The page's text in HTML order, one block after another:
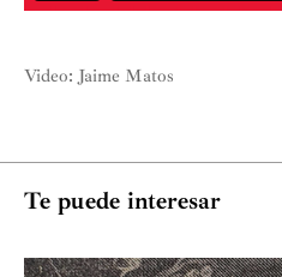
Video: Jaime Matos
Te puede interesar